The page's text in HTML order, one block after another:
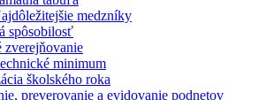
medzníky
spôsobilosť
zverejňovanie
minimum
školského roka
preverovanie a evidovanie podnetov